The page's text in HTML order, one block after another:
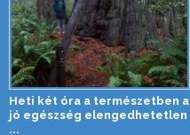
Heti két óra a természetben a
jó egészség elengedhetetlen
...